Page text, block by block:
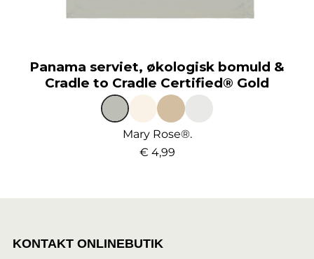
Panama serviet, økologisk bomuld &
Cradle to Cradle Certified® Gold
Mary Rose®.
€ 4,99
KONTAKT ONLINEBUTIK